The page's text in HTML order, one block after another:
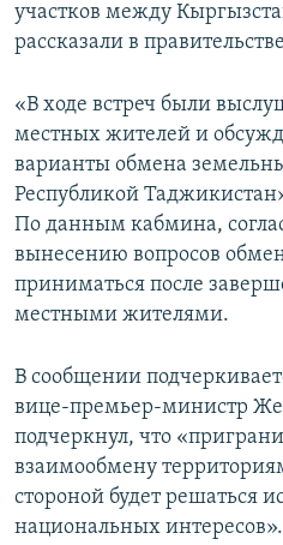
участков между
рассказали в
«В ходе встреч были
местных жителей и
варианты обмена
Республикой
По данным кабмина,
вынесению вопросов
приниматься после
местными жителями.
В сообщении
вице-премьер-министр
подчеркнул, что
взаимообмену
стороной будет решаться
национальных